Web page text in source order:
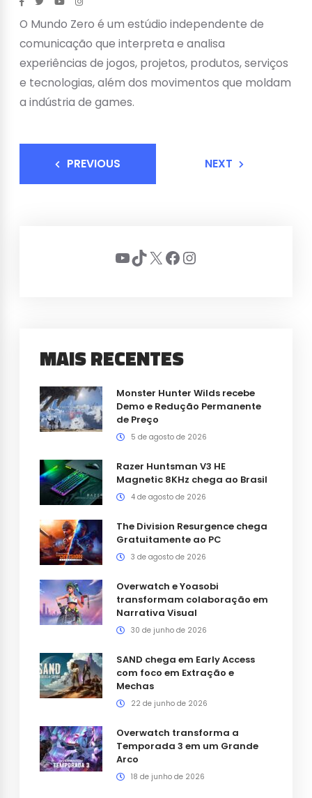
O Mundo Zero é um estúdio independente de
comunicação que interpreta e analisa
experiências de jogos, projetos, produtos, serviços
e tecnologias, além dos movimentos que moldam
a indústria de games.
PREVIOUS NEXT
Youtube
TikTok
X Facebook
Instagram
MAIS RECENTES
Monster Hunter Wilds recebe
Demo e Redução Permanente
de Preço
5 de agosto de 2026
Razer Huntsman V3 HE
Magnetic 8KHz chega ao Brasil
4 de agosto de 2026
The Division Resurgence chega
Gratuitamente ao PC
3 de agosto de 2026
Overwatch e Yoasobi
transformam colaboração em
Narrativa Visual
30 de junho de 2026
SAND chega em Early Access
com foco em Extração e
Mechas
22 de junho de 2026
Overwatch transforma a
Temporada 3 em um Grande
Arco
18 de junho de 2026